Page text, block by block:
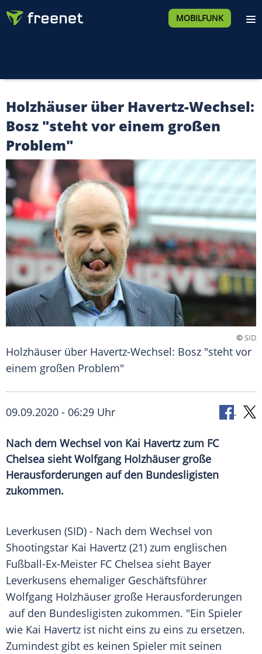
MOBILFUNK
Holzhäuser über Havertz-Wechsel:
Bosz "steht vor einem großen
Problem"
©SID
Holzhäuser über Havertz-Wechsel: Bosz "steht vor
einem großen Problem"
09.09.2020 - 06:29 Uhr
Nach dem Wechsel von Kai Havertz zum FC
Chelsea sieht Wolfgang Holzhäuser große
Herausforderungen auf den Bundesligisten
zukommen.
Leverkusen (SID) - Nach dem Wechsel von
Shootingstar Kai Havertz (21) zum englischen
Fußball-Ex-Meister FC Chelsea sieht Bayer
Leverkusens ehemaliger Geschäftsführer
Wolfgang Holzhäuser große Herausforderungen
auf den Bundesligisten zukommen. "Ein Spieler
wie Kai Havertz ist nicht eins zu eins zu ersetzen.
Zumindest gibt es keinen Spieler mit seinen